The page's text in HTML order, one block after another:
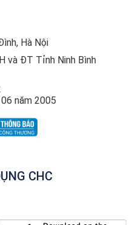
Hà Nội
và ĐT Tỉnh Ninh Bình
năm 2005
CHC